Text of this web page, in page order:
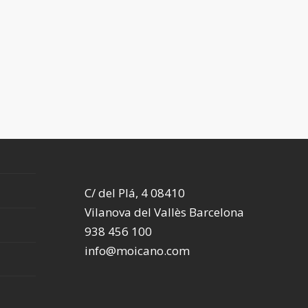
C/ del Plá, 4 08410
Vilanova del Vallès Barcelona
938 456 100
info@moicano.com